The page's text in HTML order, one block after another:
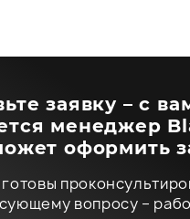
заявку – с
менеджер
оформить
вопросу –